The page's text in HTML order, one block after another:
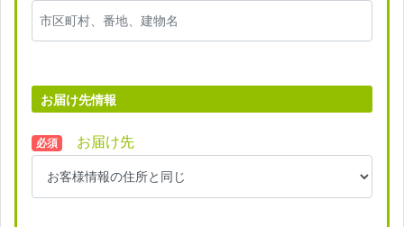
お届け先情報
必須 お届け先